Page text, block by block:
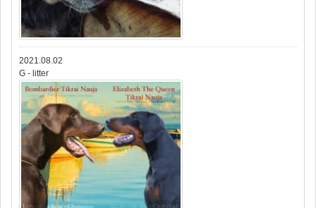
2021.08.02
G - litter